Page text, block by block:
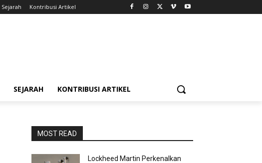
Sejarah Kontribusi Artikel
SEJARAH KONTRIBUSI ARTIKEL
MOST READ
Lockheed Martin Perkenalkan